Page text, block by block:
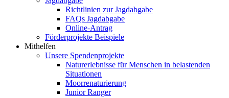
Richtlinien zur Jagdabgabe
FAQs Jagdabgabe
Online-Antrag
Förderprojekte Beispiele
Mithelfen
Unsere Spendenprojekte
Naturerlebnisse für Menschen in belastenden
Situationen
Moorrenaturierung
Junior Ranger